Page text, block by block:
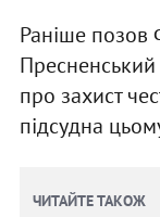
Раніше
про захист
підсудна
ЧИТАЙТЕ ТАКОЖ